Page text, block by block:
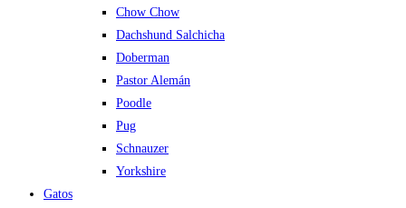
Chow Chow
Dachshund Salchicha
Doberman
Pastor Alemán
Poodle
Pug
Schnauzer
Yorkshire
Gatos